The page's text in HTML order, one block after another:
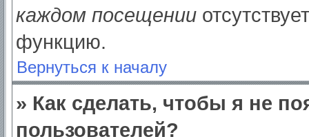
каждом посещении
функцию.
Вернуться к началу
» Как сделать, чтобы я не
пользователей?